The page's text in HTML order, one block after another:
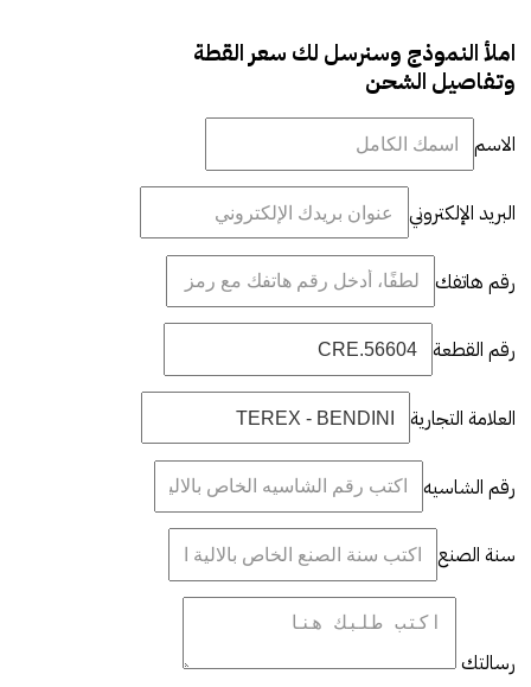
املأ النموذج وسنرسل لك سعر القطة
وتفاصيل الشحن
الاسم
البريد الإلكتروني
رقم هاتفك
رقم القطعة
العلامة التجارية
رقم الشاسيه
سنة الصنع
رسالتك